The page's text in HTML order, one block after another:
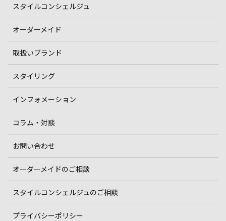
スタイルコンシェルジュ
オーダーメイド
取扱いブランド
スタイリング
インフォメーション
コラム・対談
お問い合わせ
オーダーメイドのご相談
スタイルコンシェルジュのご相談
プライバシーポリシー